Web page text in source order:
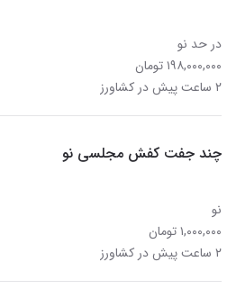
در حد نو
۱۹۸,۰۰۰,۰۰۰ تومان
۲ ساعت پیش در کشاورز
چند جفت کفش مجلسی نو
نو
۱,۰۰۰,۰۰۰ تومان
۲ ساعت پیش در کشاورز